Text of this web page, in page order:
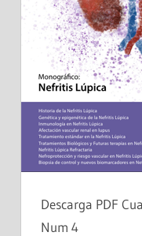
Descarga PDF
Num 4